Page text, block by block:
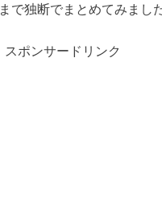
で独断でまとめてみました
スポンサードリンク